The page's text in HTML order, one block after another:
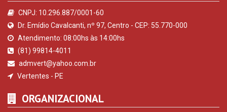
CNPJ: 10.296.887/0001-60
Dr. Emídio Cavalcanti, nº 97, Centro - CEP: 55.770-000
Atendimento: 08:00hs às 14:00hs
(81) 99814-4011
admvert@yahoo.com.br
Vertentes - PE
ORGANIZACIONAL